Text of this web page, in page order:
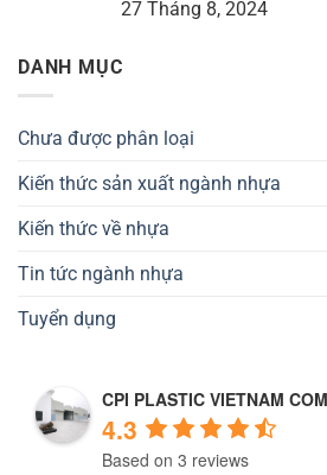
27 Tháng 8, 2024
DANH MỤC
Chưa được phân loại
Kiến thức sản xuất ngành nhựa
Kiến thức về nhựa
Tin tức ngành nhựa
Tuyển dụng
CPI PLASTIC VIETNAM
4.3
Based on 3 reviews